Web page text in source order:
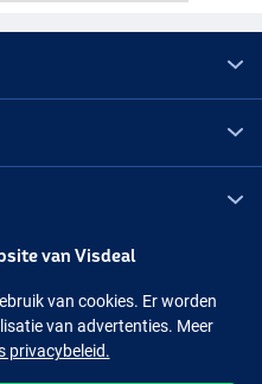
Instagram
van Visdeal
van cookies. Er worden
van advertenties. Meer
privacybeleid.